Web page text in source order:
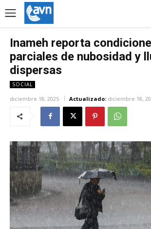
Inameh reporta
parciales de nubosidad y
dispersas
SOCIAL
diciembre 18, 2025 Actualizado: diciembre 18,